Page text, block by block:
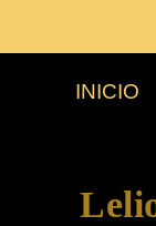
INICIO